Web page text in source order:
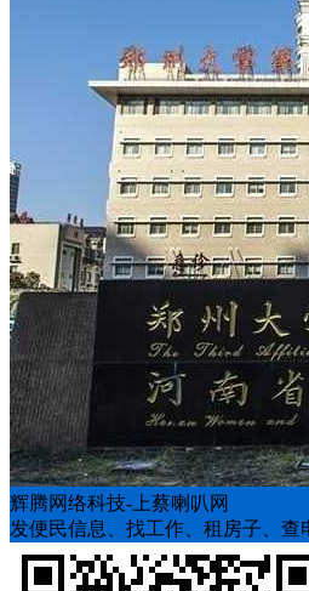
辉腾网络科技-上蔡喇叭网
发便民信息、找工作、租房子、查